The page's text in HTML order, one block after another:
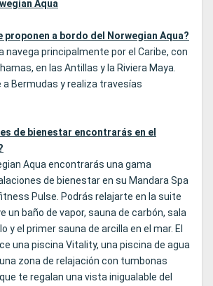
Aqua
proponen a bordo del Norwegian Aqua?
navega principalmente por el Caribe, con
en las Antillas y la Riviera Maya.
a Bermudas y realiza travesías
de bienestar encontrarás en el
Aqua encontrarás una gama
de bienestar en su Mandara Spa
Pulse. Podrás relajarte en la suite
un baño de vapor, sauna de carbón, sala
y el primer sauna de arcilla en el mar. El
una piscina Vitality, una piscina de agua
zona de relajación con tumbonas
te regalan una vista inigualable del